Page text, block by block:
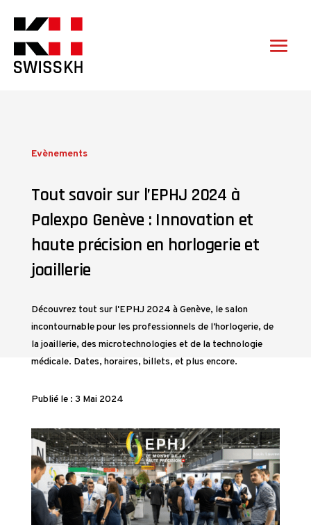
Evènements
Tout savoir sur l’EPHJ 2024 à
Palexpo Genève : Innovation et
haute précision en horlogerie et
joaillerie
Découvrez tout sur l'EPHJ 2024 à Genève, le salon
incontournable pour les professionnels de l'horlogerie, de
la joaillerie, des microtechnologies et de la technologie
médicale. Dates, horaires, billets, et plus encore.
Publié le : 3 Mai 2024